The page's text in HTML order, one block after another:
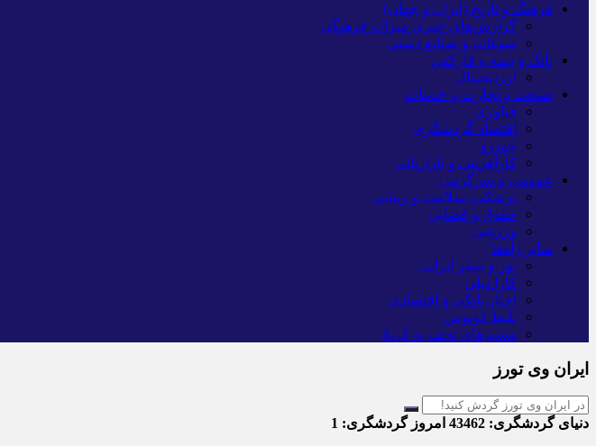
فرهنگ و تاریخ (ایران و جهان)
گزارش‌های خبری میراث فرهنگی
سوغات و صنایع دستی
بانک و بیمه و فارکس
ارزدیجیتال
صنعت و تجارت و خدمات
فناوری
اقتصاد گردشگری
خودرو
کارآفرینی و بازاریابی
عمومی و سرگرمی
پزشکی، سلامت و زیبایی
حقوق و قضایی
ورزشی
سایر راه‌ها
تور و سفر ایرانی
کارا دیلی
اخبار بانکی و اقتصادی
بلیط اتوبوس
مسیرهای نجف به کربلا
ایران وی تورز
دنیای گردشگری: امروز گردشگری: